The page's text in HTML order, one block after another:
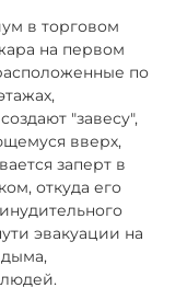
в торговом
на первом
по
"завесу",
вверх,
заперт в
откуда его
эвакуации на